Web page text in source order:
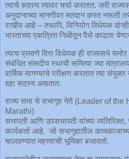
त्याचे सदस्य त्यावर चर्चा करतात. जरी
अनुदानाच्या मागणीवर मतदान करत नसली
राखीव आहे – तथापि, विनियोग विधेयक
भारताच्या एकत्रित निधीतून पैसे काढता
त्याच प्रमाणे वित्त विधेयक ही राज्यसभे
संबंधित संसदीय स्थायी समित्या ज्या
वार्षिक मागण्यांचे परीक्षण करतात त्या
दहा सदस्य असतात.
राज्य सभा चे सभागृह नेते (Leader of
Marathi)
सभापती आणि उपसभापती यांच्या
कार्यकर्ता आहे. जो सभागृहातील
चालवण्यात महत्त्वाची भूमिका बजावतो.